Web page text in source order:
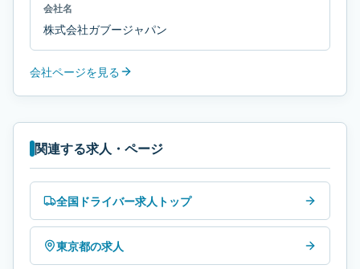
会社名
株式会社ガブージャパン
会社ページを見る
関連する求人・ページ
全国ドライバー求人トップ
東京都の求人